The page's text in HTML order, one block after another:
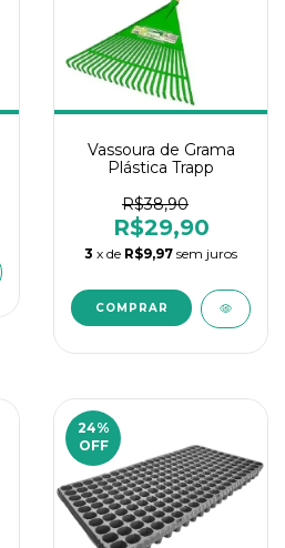
Vassoura de Grama
Plástica Trapp
R$38,90
R$29,90
3 x de R$9,97 sem juros
24%
OFF